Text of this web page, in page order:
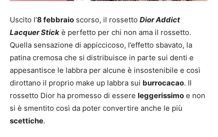
Uscito l’8 febbraio scorso, il rossetto Dior Addict
Lacquer Stick è perfetto per chi non ama il rossetto.
Quella sensazione di appiccicoso, l’effetto sbavato, la
patina cremosa che si distribuisce in parte sui denti e
appesantisce le labbra per alcune è insostenibile e così
dirottano il proprio make up labbra sui burrocacao. Il
rossetto Dior ha promesso di essere leggerissimo e non
si è smentito così da poter convertire anche le più
scettiche.